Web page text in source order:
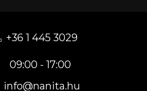
+36 1 445 3029
09:00 - 17:00
info@nanita.hu